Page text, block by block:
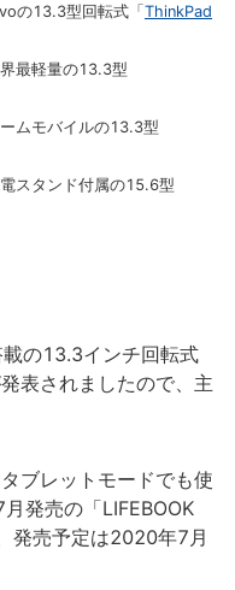
の13.3型回転式「ThinkPad
最軽量の13.3型
ムモバイルの13.3型
スタンド付属の15.6型
の13.3インチ回転式
発表されましたので、主
ブレットモードでも使
発売の「LIFEBOOK
発売予定は2020年7月